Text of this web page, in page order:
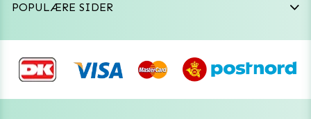
POPULÆRE SIDER
Frækt undertøj